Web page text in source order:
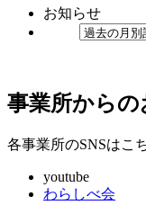
お知らせ
事業所からの
各事業所のSNSはこ
youtube
わらしべ会